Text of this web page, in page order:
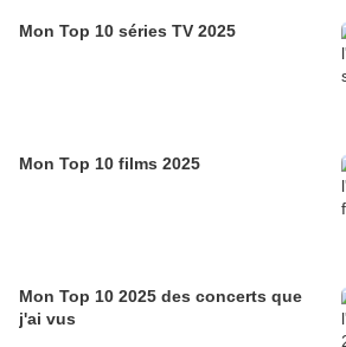
Mon Top 10 séries TV 2025
Mon Top 10 films 2025
Mon Top 10 2025 des concerts que
j'ai vus